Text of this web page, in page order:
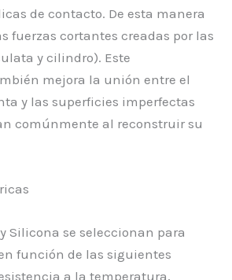
de contacto. De esta manera
fuerzas cortantes creadas por las
y cilindro). Este
mejora la unión entre el
y las superficies imperfectas
comúnmente al reconstruir su
Silicona se seleccionan para
función de las siguientes
a la temperatura,